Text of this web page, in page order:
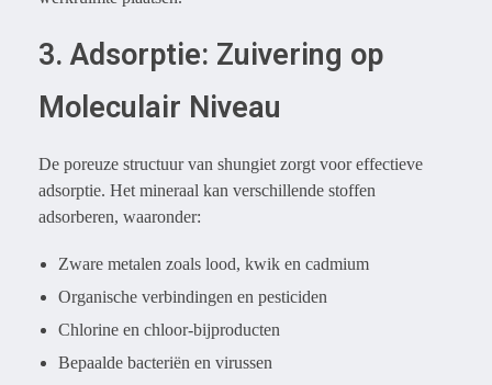
3. Adsorptie: Zuivering op
Moleculair Niveau
De poreuze structuur van shungiet zorgt voor effectieve
adsorptie. Het mineraal kan verschillende stoffen
adsorberen, waaronder:
Zware metalen zoals lood, kwik en cadmium
Organische verbindingen en pesticiden
Chlorine en chloor-bijproducten
Bepaalde bacteriën en virussen